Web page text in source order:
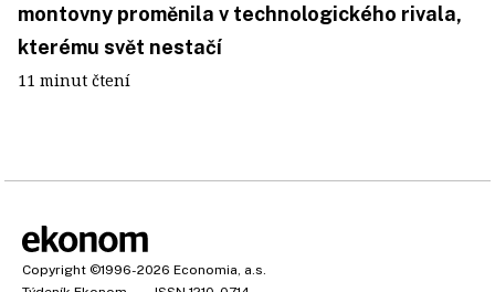
montovny proměnila v technologického rivala,
kterému svět nestačí
11 minut čtení
Copyright ©1996-2026 Economia, a.s.